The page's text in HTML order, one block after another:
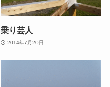
乗り芸人
2014年7月20日